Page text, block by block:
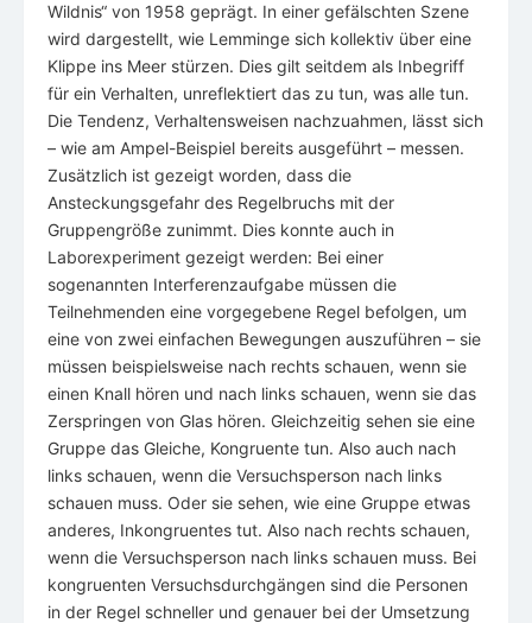
Wildnis“ von 1958 geprägt. In einer gefälschten Szene
wird dargestellt, wie Lemminge sich kollektiv über eine
Klippe ins Meer stürzen. Dies gilt seitdem als Inbegriff
für ein Verhalten, unreflektiert das zu tun, was alle tun.
Die Tendenz, Verhaltensweisen nachzuahmen, lässt sich
– wie am Ampel-Beispiel bereits ausgeführt – messen.
Zusätzlich ist gezeigt worden, dass die
Ansteckungsgefahr des Regelbruchs mit der
Gruppengröße zunimmt. Dies konnte auch in
Laborexperiment gezeigt werden: Bei einer
sogenannten Interferenzaufgabe müssen die
Teilnehmenden eine vorgegebene Regel befolgen, um
eine von zwei einfachen Bewegungen auszuführen – sie
müssen beispielsweise nach rechts schauen, wenn sie
einen Knall hören und nach links schauen, wenn sie das
Zerspringen von Glas hören. Gleichzeitig sehen sie eine
Gruppe das Gleiche, Kongruente tun. Also auch nach
links schauen, wenn die Versuchsperson nach links
schauen muss. Oder sie sehen, wie eine Gruppe etwas
anderes, Inkongruentes tut. Also nach rechts schauen,
wenn die Versuchsperson nach links schauen muss. Bei
kongruenten Versuchsdurchgängen sind die Personen
in der Regel schneller und genauer bei der Umsetzung